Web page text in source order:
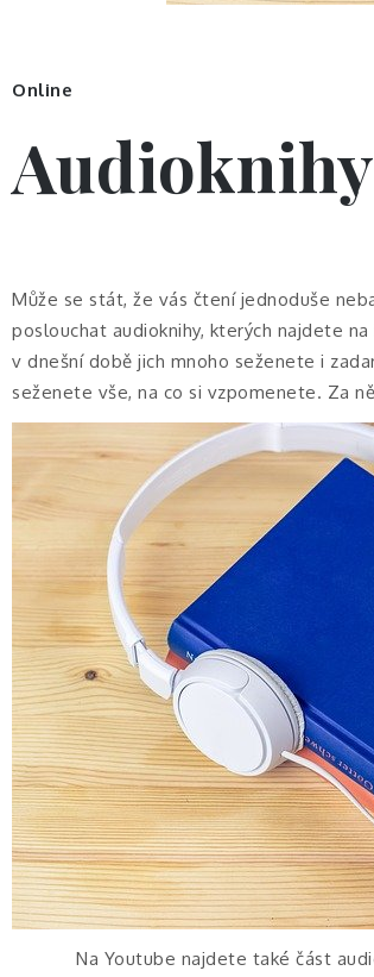
Online
Může se stát, že vás čtení jednoduše
poslouchat audioknihy, kterých najdete
v dnešní době jich mnoho seženete i
seženete vše, na co si vzpomenete. Za
Na Youtube najdete také část